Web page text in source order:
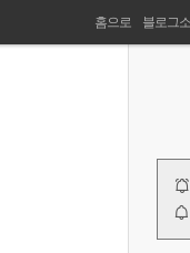
홈으로 블로그